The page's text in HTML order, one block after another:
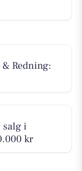
Redning:
salg i
kr